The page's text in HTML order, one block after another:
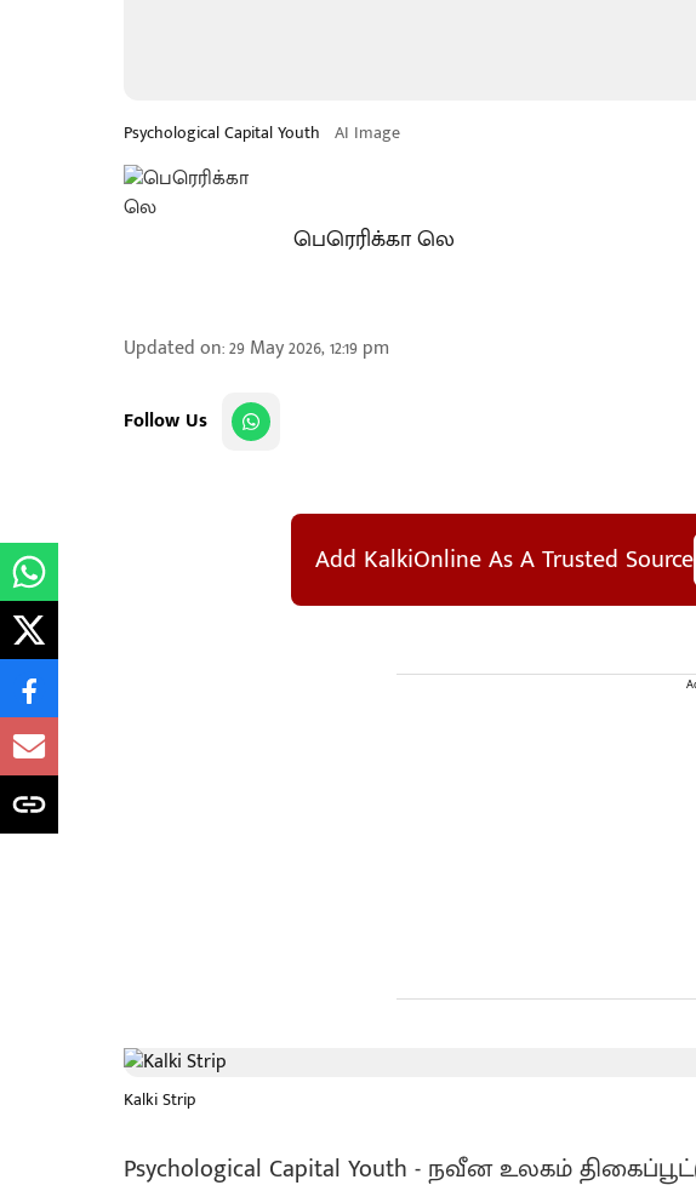
Psychological Capital Youth AI Image
பெரெரிக்கா லெ
Updated on:29 May 2026, 12:19 pm
Follow Us
Add KalkiOnline As A Trusted Source
Kalki Strip
Psychological Capital Youth - நவீன உலகம்